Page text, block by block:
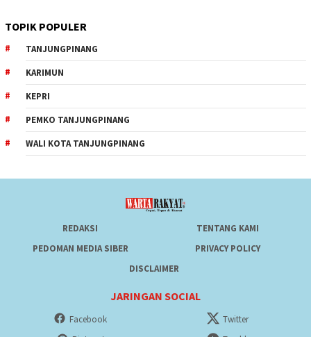
TOPIK POPULER
TANJUNGPINANG
KARIMUN
KEPRI
PEMKO TANJUNGPINANG
WALI KOTA TANJUNGPINANG
REDAKSI
TENTANG KAMI
PEDOMAN MEDIA SIBER
PRIVACY POLICY
DISCLAIMER
JARINGAN SOCIAL
Facebook
Twitter